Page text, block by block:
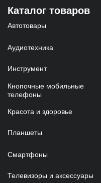
Каталог товаров
Автотовары
Аудиотехника
Инструмент
Кнопочные мобильные
телефоны
Красота и здоровье
Планшеты
Смартфоны
Телевизоры и аксессуары